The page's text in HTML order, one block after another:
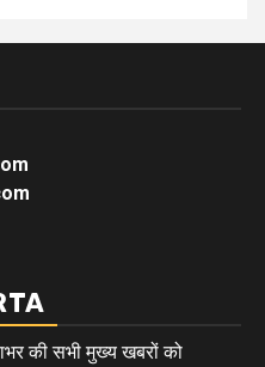
की सभी मुख्य खबरों को